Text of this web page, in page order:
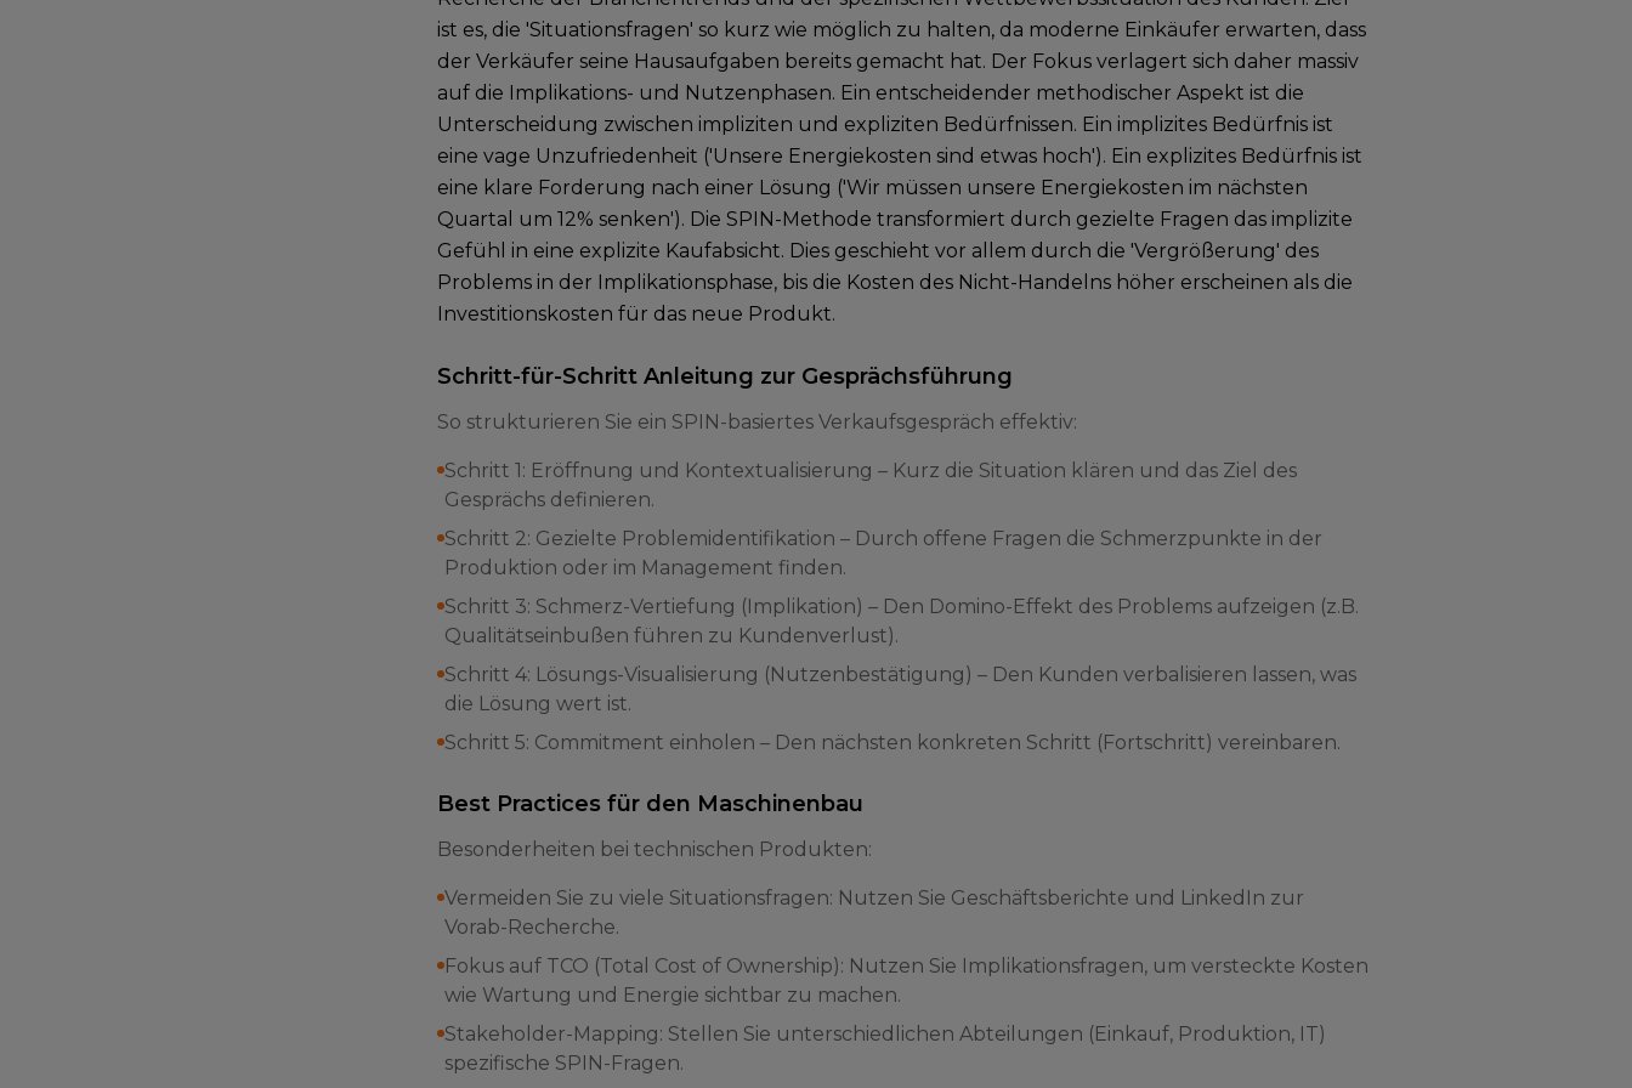
ist es, die 'Situationsfragen' so kurz wie möglich zu halten, da moderne Einkäufer erwarten, dass
der Verkäufer seine Hausaufgaben bereits gemacht hat. Der Fokus verlagert sich daher massiv
auf die Implikations- und Nutzenphasen. Ein entscheidender methodischer Aspekt ist die
Unterscheidung zwischen impliziten und expliziten Bedürfnissen. Ein implizites Bedürfnis ist
eine vage Unzufriedenheit ('Unsere Energiekosten sind etwas hoch'). Ein explizites Bedürfnis ist
eine klare Forderung nach einer Lösung ('Wir müssen unsere Energiekosten im nächsten
Quartal um 12% senken'). Die SPIN-Methode transformiert durch gezielte Fragen das implizite
Gefühl in eine explizite Kaufabsicht. Dies geschieht vor allem durch die 'Vergrößerung' des
Problems in der Implikationsphase, bis die Kosten des Nicht-Handelns höher erscheinen als die
Investitionskosten für das neue Produkt.
Schritt-für-Schritt Anleitung zur Gesprächsführung
So strukturieren Sie ein SPIN-basiertes Verkaufsgespräch effektiv:
Schritt 1: Eröffnung und Kontextualisierung – Kurz die Situation klären und das Ziel des
Gesprächs definieren.
Schritt 2: Gezielte Problemidentifikation – Durch offene Fragen die Schmerzpunkte in der
Produktion oder im Management finden.
Schritt 3: Schmerz-Vertiefung (Implikation) – Den Domino-Effekt des Problems aufzeigen (z.B.
Qualitätseinbußen führen zu Kundenverlust).
Schritt 4: Lösungs-Visualisierung (Nutzenbestätigung) – Den Kunden verbalisieren lassen, was
die Lösung wert ist.
Schritt 5: Commitment einholen – Den nächsten konkreten Schritt (Fortschritt) vereinbaren.
Best Practices für den Maschinenbau
Besonderheiten bei technischen Produkten:
Vermeiden Sie zu viele Situationsfragen: Nutzen Sie Geschäftsberichte und LinkedIn zur
Vorab-Recherche.
Fokus auf TCO (Total Cost of Ownership): Nutzen Sie Implikationsfragen, um versteckte Kosten
wie Wartung und Energie sichtbar zu machen.
Stakeholder-Mapping: Stellen Sie unterschiedlichen Abteilungen (Einkauf, Produktion, IT)
spezifische SPIN-Fragen.